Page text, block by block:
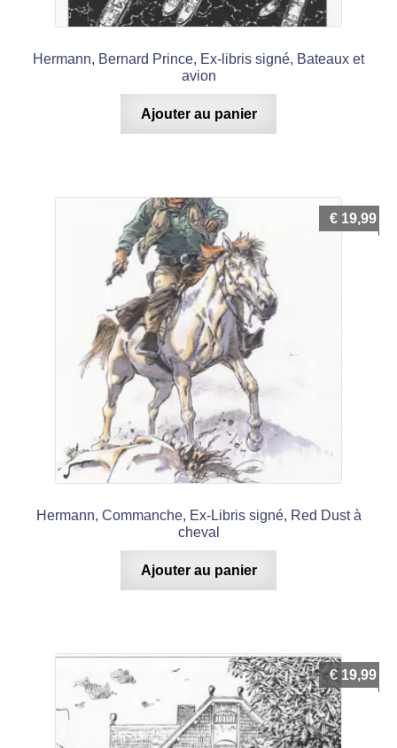
Hermann, Bernard Prince, Ex-libris signé, Bateaux et
avion
Ajouter au panier
Hermann, Commanche, Ex-Libris signé, Red Dust à
cheval
€ 19,99
Ajouter au panier
€19,99